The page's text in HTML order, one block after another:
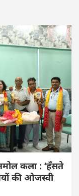
कला : ‘हॅंसते
की ओजस्वी